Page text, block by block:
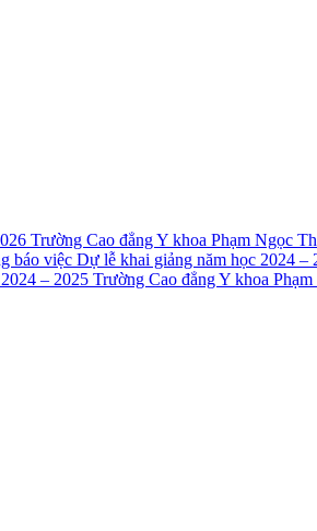
Trường Cao đẳng Y khoa Phạm Ngọc
báo việc Dự lễ khai giảng năm học 2024
– 2025 Trường Cao đẳng Y khoa